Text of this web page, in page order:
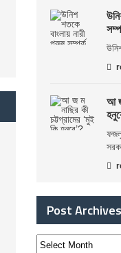
আ জ
Post Archives